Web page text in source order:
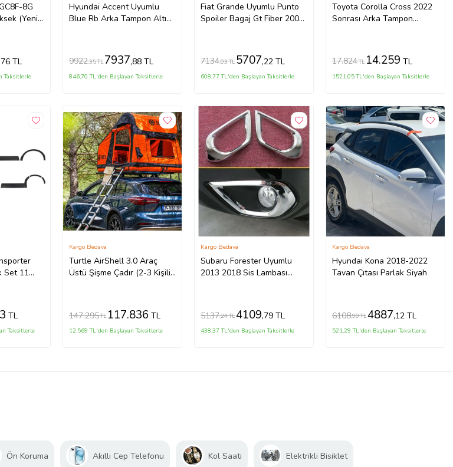
8G
(Yeni
TL
Taksitlerle
Hyundai Accent Uyumlu
Blue Rb Arka Tampon Altı
9922,35 TL 7937,88 TL
846,70 TL'den Başlayan Taksitlerle
Fiat Grande Uyumlu Punto
Spoiler Bagaj Gt Fiber 2005-
7134,03 TL 5707,22 TL
608,77 TL'den Başlayan Taksitlerle
Toyota Corolla Cross 2022
Sonrası Arka Tampon
17.824TL 14.259 TL
1521,05 TL'den Başlayan Taksitlerle
Set 11
TL
Taksitlerle
Turtle AirShell 3.0 Araç
Üstü Şişme Çadır (2-3 Kişilik
Kargo Bedava
147.295TL 117.836 TL
12.569 TL'den Başlayan Taksitlerle
Subaru Forester Uyumlu
2013 2018 Sis Lambası
Kargo Bedava
5137,24 TL4109,79 TL
438,37 TL'den Başlayan Taksitlerle
Hyundai Kona 2018-2022
Tavan Çıtası Parlak Siyah
Kargo Bedava
6108,90 TL4887,12 TL
521,29 TL'den Başlayan Taksitlerle
Ön Koruma Akıllı Cep Telefonu Kol Saati Elektrikli Bisiklet